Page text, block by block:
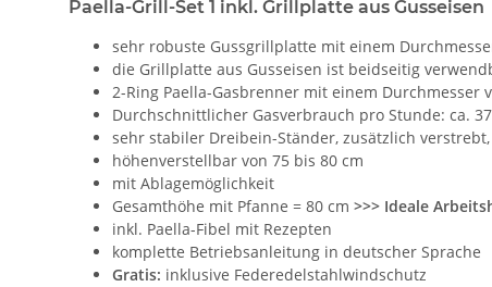
Paella-Grill-Set 1 inkl. Grillplatte aus Gusseisen
sehr robuste Gussgrillplatte mit einem
die Grillplatte aus Gusseisen ist beidseitig
2-Ring Paella-Gasbrenner mit einem Durchmesser
Durchschnittlicher Gasverbrauch pro Stunde: ca.
sehr stabiler Dreibein-Ständer, zusätzlich
höhenverstellbar von 75 bis 80 cm
mit Ablagemöglichkeit
Gesamthöhe mit Pfanne = 80 cm >>> Ideale
inkl. Paella-Fibel mit Rezepten
komplette Betriebsanleitung in deutscher Sprache
Gratis: inklusive Federedelstahlwindschutz